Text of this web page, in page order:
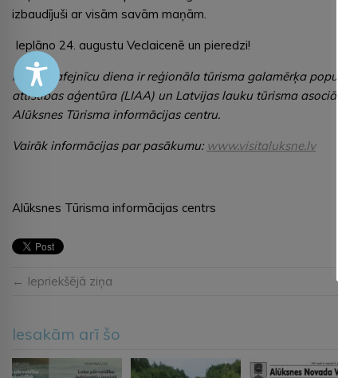
izbaudījuši ar visām savām maņām.
Ieplāno 24. augustu Veclaicenē un pieredzi!
Mājas kafejnīcu diena ir reģionāla tūrisma galamērķa
attīstības aģentūra (LIAA) un Latvijas lauku tūrisma
Alūksnes Tūrisma informācijas centru.
Vairāk informācijas par pasākumu: www.visitaluksne.lv
Alūksnes Tūrisma informācijas centrs
← Iepriekšējā ziņa
Iesakām arī šo